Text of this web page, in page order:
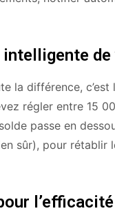
la différence,
régler entre 15
passe en
sûr), pour rétablir
l’efficacité